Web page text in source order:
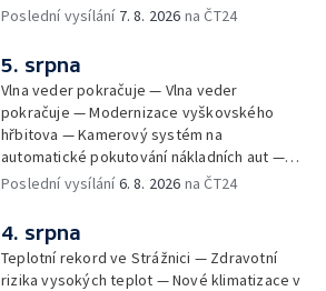
žhářem zlínského baru — Odložení bourání
Czech Rally Zlín — Začal 7. ročník festivalu
Pop Messe — Přestavba mostu v Hodoníně
— Fenomén památníčků
Poslední vysílání 7. 8. 2026 na ČT24
5. srpna
Vlna veder pokračuje — Vlna veder
pokračuje — Modernizace vyškovského
hřbitova — Kamerový systém na
automatické pokutování nákladních aut —
Demolice vyhořelé budovy ve Zlíně — Případ
stadionu na Vyškovsku — Výstraha před
bouřkami — Brno hostí Mezinárodní kytarový
festival — Očkování po kousnutí netopýrem
Poslední vysílání6. 8. 2026 na ČT24
4. srpna
Teplotní rekord ve Strážnici — Zdravotní
rizika vysokých teplot — Nové klimatizace v